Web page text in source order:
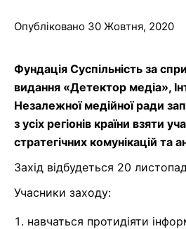
Опубліковано 30 Жовтня, 2020
Фундація Суспільність за
видання «Детектор медіа»,
Незалежної медійної ради
з усіх регіонів країни взяти
стратегічних комунікацій та
Захід відбудеться 20
Учасники заходу:
навчаться протидіяти